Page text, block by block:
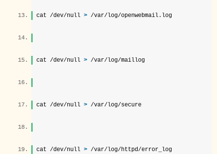
cat /dev/null > /var/log/openwebmail.log
cat /dev/null > /var/log/maillog
cat /dev/null > /var/log/secure
cat /dev/null > /var/log/httpd/error_log